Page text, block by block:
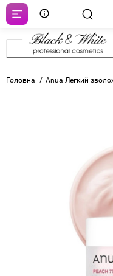
Головна Anua Легкий